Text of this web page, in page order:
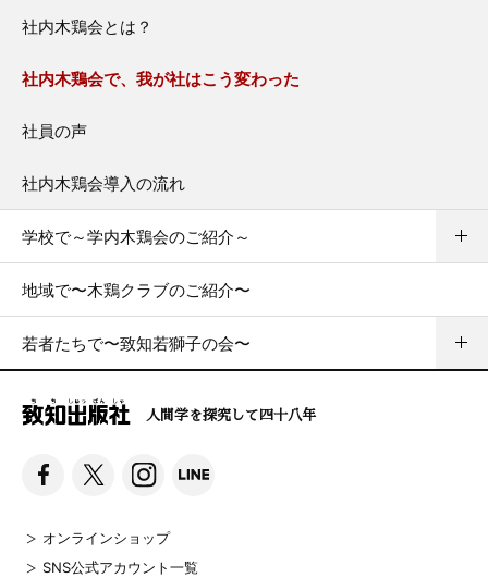
社内木鶏会とは？
社内木鶏会で、我が社はこう変わった
社員の声
社内木鶏会導入の流れ
学校で～学内木鶏会のご紹介～
地域で〜木鶏クラブのご紹介〜
若者たちで〜致知若獅子の会〜
人間学を探究して四十八年
オンラインショップ
SNS公式アカウント一覧